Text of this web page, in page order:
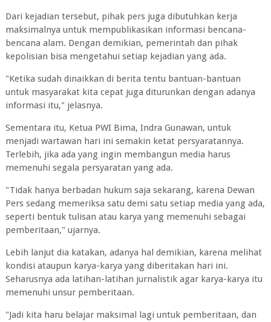
Dari kejadian tersebut, pihak pers juga dibutuhkan kerja
maksimalnya untuk mempublikasikan informasi bencana-
bencana alam. Dengan demikian, pemerintah dan pihak
kepolisian bisa mengetahui setiap kejadian yang ada.
"Ketika sudah dinaikkan di berita tentu bantuan-bantuan
untuk masyarakat kita cepat juga diturunkan dengan adanya
informasi itu," jelasnya.
Sementara itu, Ketua PWI Bima, Indra Gunawan, untuk
menjadi wartawan hari ini semakin ketat persyaratannya.
Terlebih, jika ada yang ingin membangun media harus
memenuhi segala persyaratan yang ada.
"Tidak hanya berbadan hukum saja sekarang, karena Dewan
Pers sedang memeriksa satu demi satu setiap media yang ada,
seperti bentuk tulisan atau karya yang memenuhi sebagai
pemberitaan," ujarnya.
Lebih lanjut dia katakan, adanya hal demikian, karena melihat
kondisi ataupun karya-karya yang diberitakan hari ini.
Seharusnya ada latihan-latihan jurnalistik agar karya-karya itu
memenuhi unsur pemberitaan.
"Jadi kita haru belajar maksimal lagi untuk pemberitaan, dan